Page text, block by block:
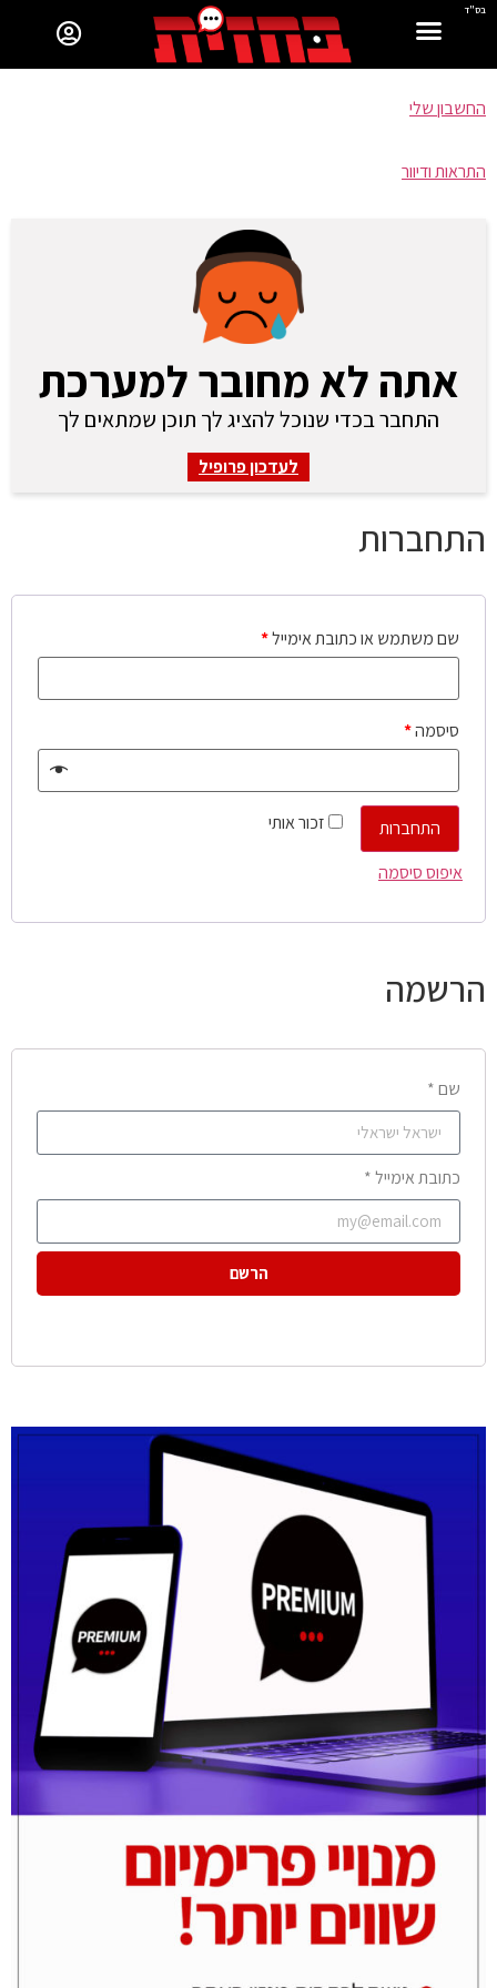
בס"ד
החשבון שלי
התראות ודיוור
אתה לא מחובר למערכת
התחבר בכדי שנוכל להציג לך תוכן שמתאים לך
לעדכון פרופיל
התחברות
שם משתמש או כתובת אימייל*
סיסמה*
זכור אותי
התחברות
איפוס סיסמה
הרשמה
שם *
כתובת אימייל *
הרשם